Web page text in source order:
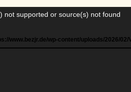
not supported or source(s) not found
www.bezjr.de/wp-content/uploads/2026/